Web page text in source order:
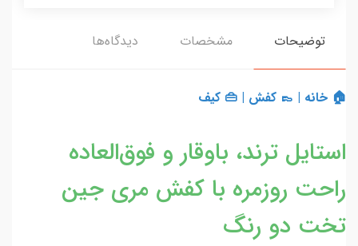
توضیحات مشخصات دیدگاه‌ها
🏠 خانه | 👞 کفش | 👜 کیف
استایل ترند، باوقار و فوق‌العاده
راحت روزمره با کفش مری جین
تخت دو رنگ